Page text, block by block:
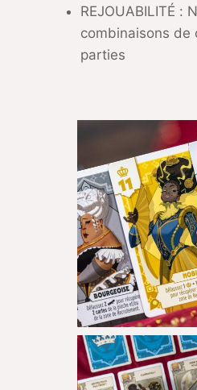
REJOUABILITÉ :
combinaisons de
parties